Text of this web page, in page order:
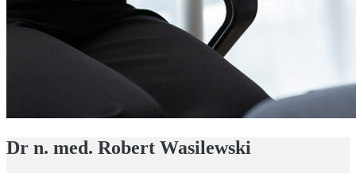
Dr n. med. Robert Wasilewski